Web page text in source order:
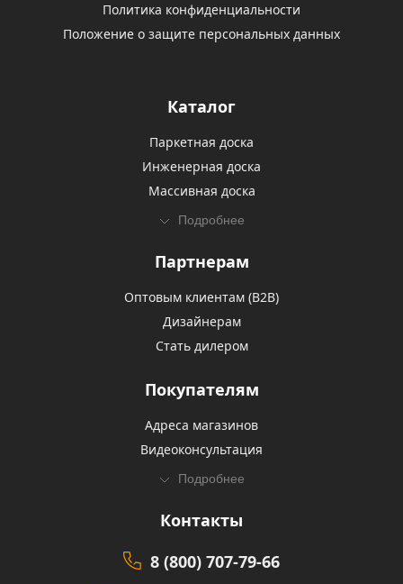
Политика конфиденциальности
Положение о защите персональных данных
Каталог
Паркетная доска
Инженерная доска
Массивная доска
Подробнее
Партнерам
Оптовым клиентам (В2В)
Дизайнерам
Стать дилером
Покупателям
Адреса магазинов
Видеоконсультация
Подробнее
Контакты
8 (800) 707-79-66